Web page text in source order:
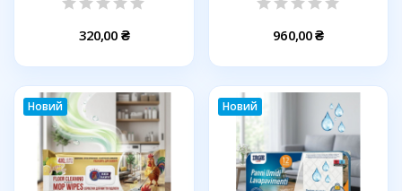
320,00 ₴ 960,00 ₴
Новий Новий